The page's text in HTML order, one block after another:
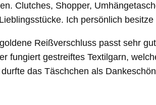
Clutches, Shopper,
Ich persönlich besitze
Reißverschluss passt sehr
fungiert gestreiftes Textilgarn,
das Täschchen als